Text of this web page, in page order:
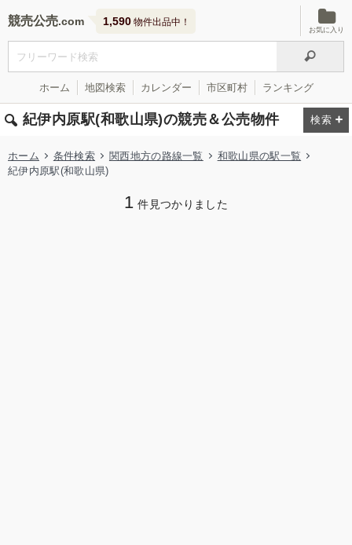
競売公売 1,590 物件出品中！
お気に入り
ホーム 地図検索 カレンダー 市区町村 ランキング
紀伊内原駅(和歌山県)の競売＆公売物件
ホーム 条件検索 関西地方の路線一覧
和歌山県の駅一覧
紀伊内原駅(和歌山県)
1 件見つかりました